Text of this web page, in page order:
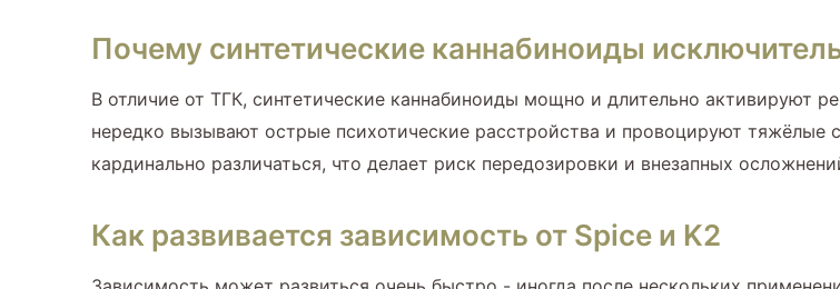
Почему синтетические каннабиноиды
В отличие от ТГК, синтетические каннабиноиды мощно и длительно активируют
нередко вызывают острые психотические расстройства и провоцируют
кардинально различаться, что делает риск передозировки и внезапных
Как развивается зависимость от Spice и K2